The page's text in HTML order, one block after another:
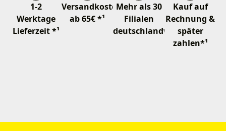
1-2
Werktage
Lieferzeit *¹
Versandkostenfrei
ab 65€ *¹
Mehr als 30
Filialen
deutschlandweit
Kauf auf
Rechnung &
später
zahlen*¹